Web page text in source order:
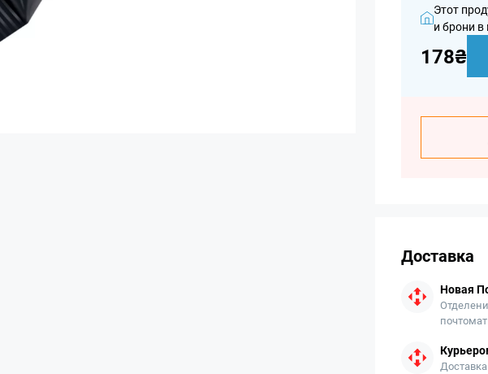
Этот
и брони в
178₴
Доставка
Новая
почтомат